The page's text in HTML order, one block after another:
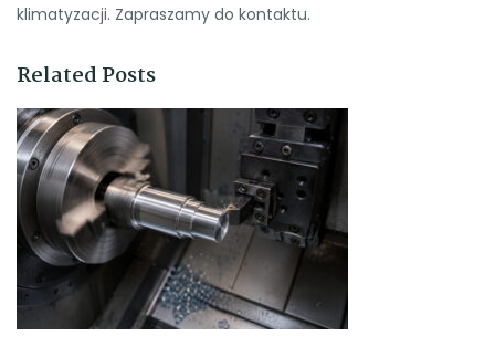
klimatyzacji. Zapraszamy do kontaktu.
Related Posts